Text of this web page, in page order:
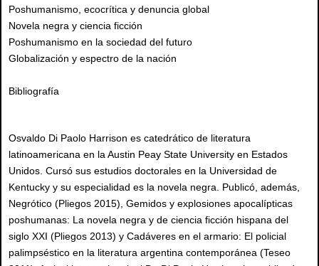
Poshumanismo, ecocrítica y denuncia global
Novela negra y ciencia ficción
Poshumanismo en la sociedad del futuro
Globalización y espectro de la nación
Bibliografía
Osvaldo Di Paolo Harrison es catedrático de literatura
latinoamericana en la Austin Peay State University en Estados
Unidos. Cursó sus estudios doctorales en la Universidad de
Kentucky y su especialidad es la novela negra. Publicó, además,
Negrótico (Pliegos 2015), Gemidos y explosiones apocalípticas
poshumanas: La novela negra y de ciencia ficción hispana del
siglo XXI (Pliegos 2013) y Cadáveres en el armario: El policial
palimpséstico en la literatura argentina contemporánea (Teseo